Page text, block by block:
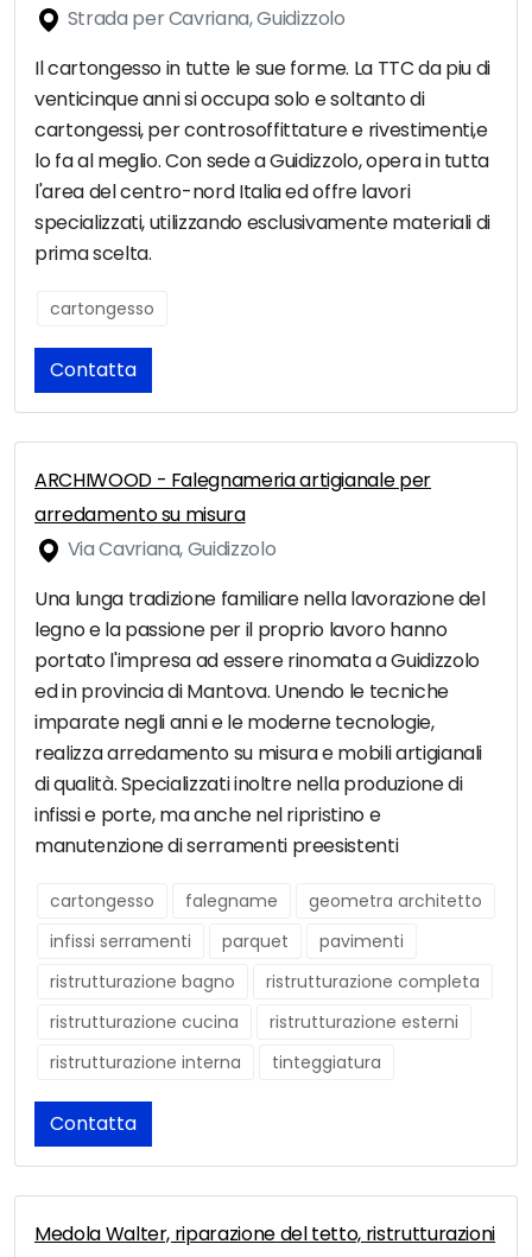
Strada per Cavriana, Guidizzolo
Il cartongesso in tutte le sue forme. La TTC da piu di
venticinque anni si occupa solo e soltanto di
cartongessi, per controsoffittature e rivestimenti,e
lo fa al meglio. Con sede a Guidizzolo, opera in tutta
l'area del centro-nord Italia ed offre lavori
specializzati, utilizzando esclusivamente materiali di
prima scelta.
cartongesso
Contatta
ARCHIWOOD - Falegnameria artigianale per
arredamento su misura
Via Cavriana, Guidizzolo
Una lunga tradizione familiare nella lavorazione del
legno e la passione per il proprio lavoro hanno
portato l'impresa ad essere rinomata a Guidizzolo
ed in provincia di Mantova. Unendo le tecniche
imparate negli anni e le moderne tecnologie,
realizza arredamento su misura e mobili artigianali
di qualità. Specializzati inoltre nella produzione di
infissi e porte, ma anche nel ripristino e
manutenzione di serramenti preesistenti
cartongesso falegname
geometra architetto
infissi serramenti
parquet
pavimenti
ristrutturazione bagno
ristrutturazione completa
ristrutturazione cucina
ristrutturazione esterni
ristrutturazione interna
tinteggiatura
Contatta
Medola Walter, riparazione del tetto, ristrutturazioni